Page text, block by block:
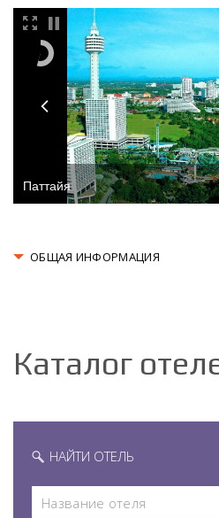
Паттайя
ОБЩАЯ ИНФОРМАЦИЯ
Каталог
НАЙТИ ОТЕЛЬ